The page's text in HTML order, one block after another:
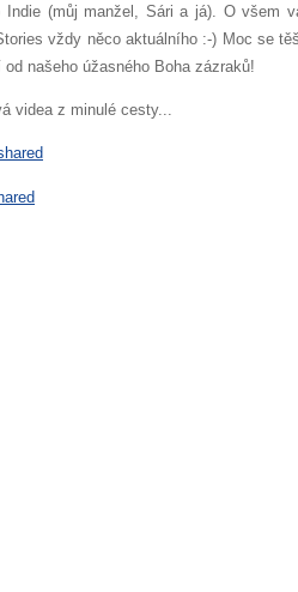
Indie (můj manžel, Sári a já). O všem
vždy něco aktuálního :-) Moc se
našeho úžasného Boha zázraků!
videa z minulé cesty...